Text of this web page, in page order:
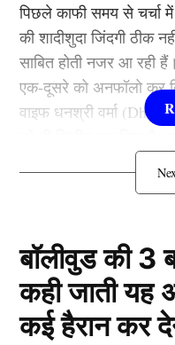
पिछले काफी समय से चर्चा
की शादीशुदा जिंदगी ठीक
साबित होती नजर आ रही
एक-दूसरे को अनफॉलो कर
वाइफ धनश्री वर्मा
पर तस्वीरों को डिलीट नहीं
तलाक कंफर्म
बॉलीवुड की 3
कही जाती यह
कई हैरान कर